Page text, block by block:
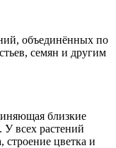
объединённых по
семян и другим
близкие
всех растений
строение цветка и